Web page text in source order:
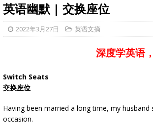
英语幽默 | 交换座位
2022年3月27日 英语文摘
深度学英语
Switch Seats
交换座位
Having been married a long time, my
occasion.